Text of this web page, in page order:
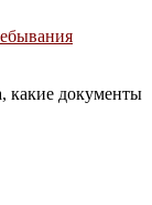
какие документы